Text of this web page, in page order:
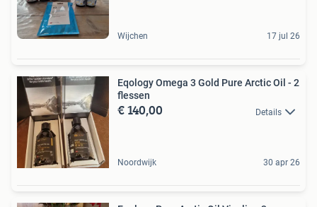
Wijchen 17 jul 26
Eqology Omega 3 Gold Pure Arctic Oil - 2
flessen
€ 140,00 Details
Noordwijk 30 apr 26